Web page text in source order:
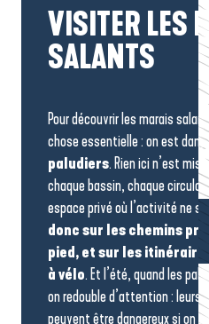
VISITER LES
SALANTS
Pour découvrir les marais
chose essentielle : on est dans
paludiers. Rien ici n’est mis
chaque bassin, chaque
espace privé où l’activité ne
donc sur les chemins
pied, et sur les
à vélo. Et l’été, quand les
on redouble d’attention :
peuvent être dangereux si on